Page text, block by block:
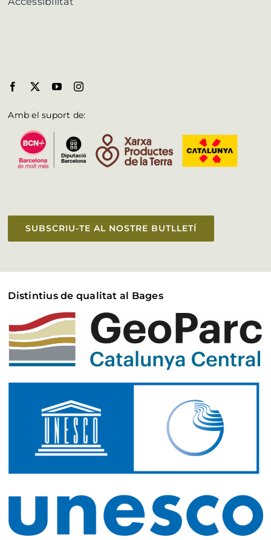
Amb el suport de:
SUBSCRIU-TE AL NOSTRE BUTLLETÍ
Distintius de qualitat al Bages